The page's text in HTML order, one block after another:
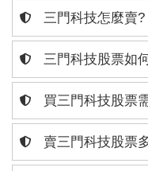
三門科技怎麼賣?
三門科技股票如
買三門科技股票
賣三門科技股票